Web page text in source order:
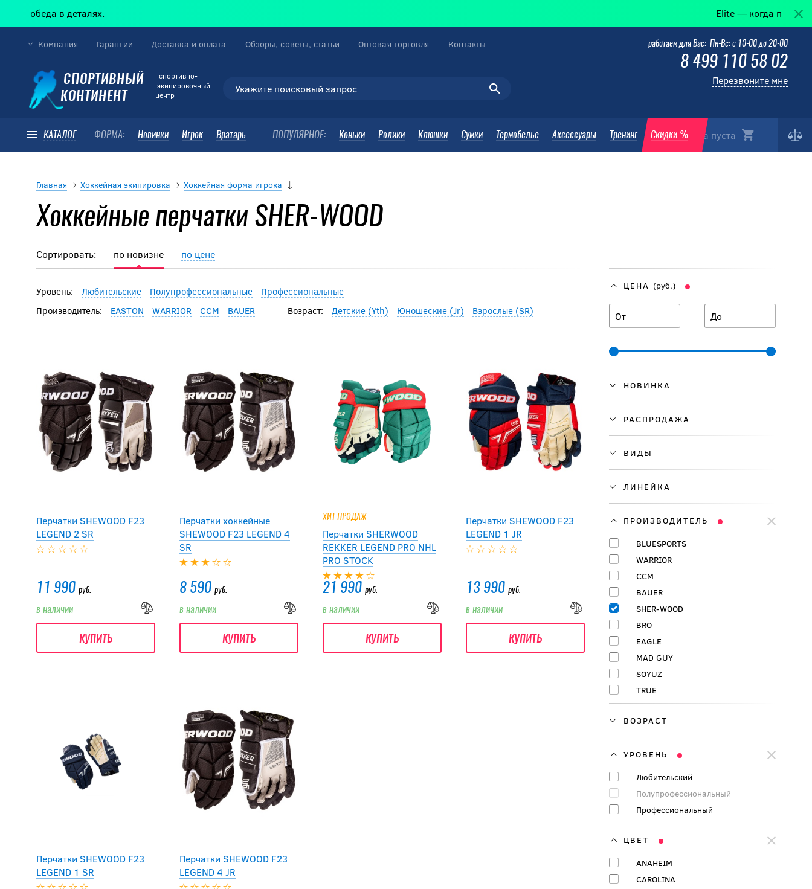
в деталях. Elite — когда победа в деталях.
СПОРТИВНЫЙ
КОНТИНЕНТ
cпортивно-
экипировочный
центр
Корзина пуста
КАТАЛОГ ФОРМА: Новинки Игрок Вратарь ПОПУЛЯРНОЕ: Коньки Ролики Клюшки Сумки Термобелье Аксессуары Тренинг Скидки %
Компания Гарантии Доставка и оплата Обзоры, советы, статьи Оптовая торговля Контакты работаем для Вас: Пн-Вс: с 10-00 до 20-00
8 499 110 58 02
Перезвоните мне
Главная Хоккейная экипировка Хоккейная форма игрока
Хоккейные перчатки SHER-WOOD
ЦЕНА (руб.)
От До
НОВИНКА
РАСПРОДАЖА
ВИДЫ
ЛИНЕЙКА
ПРОИЗВОДИТЕЛЬ
BLUESPORTS
WARRIOR
CCM
BAUER
SHER-WOOD
BRO
EAGLE
MAD GUY
SOYUZ
TRUE
ВОЗРАСТ
УРОВЕНЬ
Любительский
Полупрофессиональный
Профессиональный
ЦВЕТ
ANAHEIM
CAROLINA
Сортировать: по новизне по цене
Уровень: Любительские Полупрофессиональные
Профессиональные
Производитель:
EASTON WARRIOR CCM BAUER Возраст: Детские (Yth) Юношеские (Jr) Взрослые (SR)
Перчатки SHEWOOD F23
LEGEND 2 SR
11 990 руб.
в наличии
купить
Перчатки хоккейные
SHEWOOD F23 LEGEND 4
SR
8 590 руб.
в наличии
купить
ХИТ ПРОДАЖ
Перчатки SHERWOOD
REKKER LEGEND PRO NHL
PRO STOCK
21 990 руб.
в наличии
купить
Перчатки SHEWOOD F23
LEGEND 1 JR
13 990 руб.
в наличии
купить
Перчатки SHEWOOD F23
LEGEND 1 SR
Перчатки SHEWOOD F23
LEGEND 4 JR